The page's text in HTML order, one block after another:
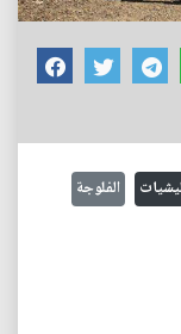
الفلوجة